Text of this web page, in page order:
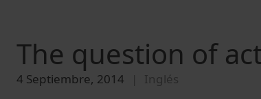
The question of
4 Septiembre, 2014 Inglés